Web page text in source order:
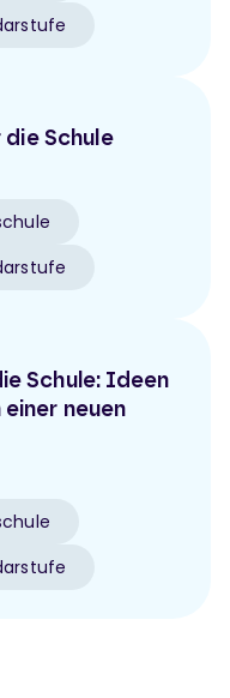
Schule
Schule: Ideen
neuen